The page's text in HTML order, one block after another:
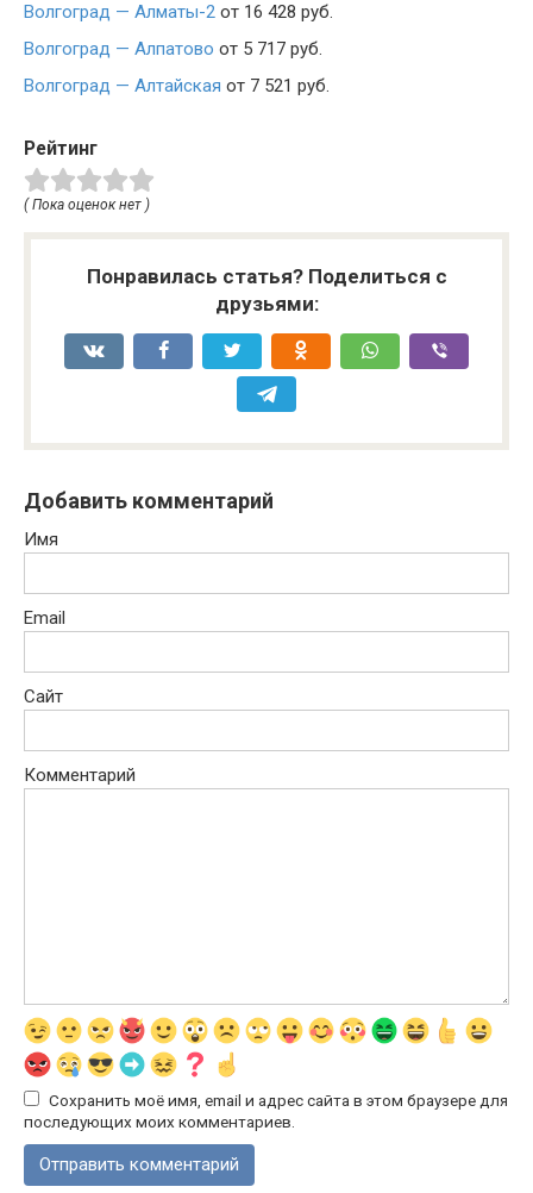
Волгоград — Алматы-2 от 16 428 руб.
Волгоград — Алпатово от 5 717 руб.
Волгоград — Алтайская от 7 521 руб.
Рейтинг
( Пока оценок нет )
Понравилась статья? Поделиться с
друзьями:
Добавить комментарий
Имя
Email
Сайт
Комментарий
Сохранить моё имя, email и адрес сайта в этом браузере для
последующих моих комментариев.